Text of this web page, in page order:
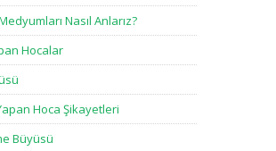
Nasıl Anlarız?
Hocalar
Hoca Şikayetleri
Büyüsü